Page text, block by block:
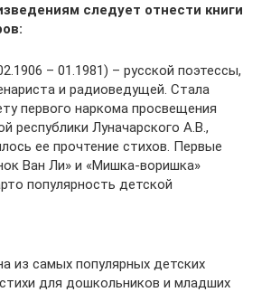
следует отнести книги
– 01.1981) – русской поэтессы,
и радиоведущей. Стала
первого наркома просвещения
республики Луначарского А.В.,
ее прочтение стихов. Первые
Ван Ли» и «Мишка-воришка»
популярность детской
из самых популярных детских
для дошкольников и младших